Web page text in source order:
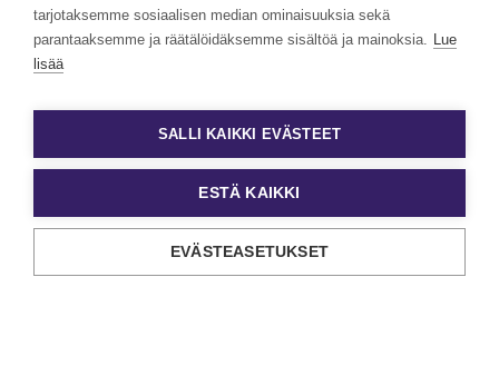
Haluamme rakentaa monimuotoista ja yhdenvertaista
Eezyä. Toivomme hakemuksia kaikenlaisista taustoista
tulevilta päteviltä hakijoilta. Noudatamme aina tasa-
arvoista ja läpinäkyvää rekrytointiprosessia. Uskomme
tarjotaksemme sosiaalisen median ominaisuuksia sekä
parantaaksemme ja räätälöidäksemme sisältöä ja mainoksia. Lue
lisää
SALLI KAIKKI EVÄSTEET
ESTÄ KAIKKI
EVÄSTEASETUKSET